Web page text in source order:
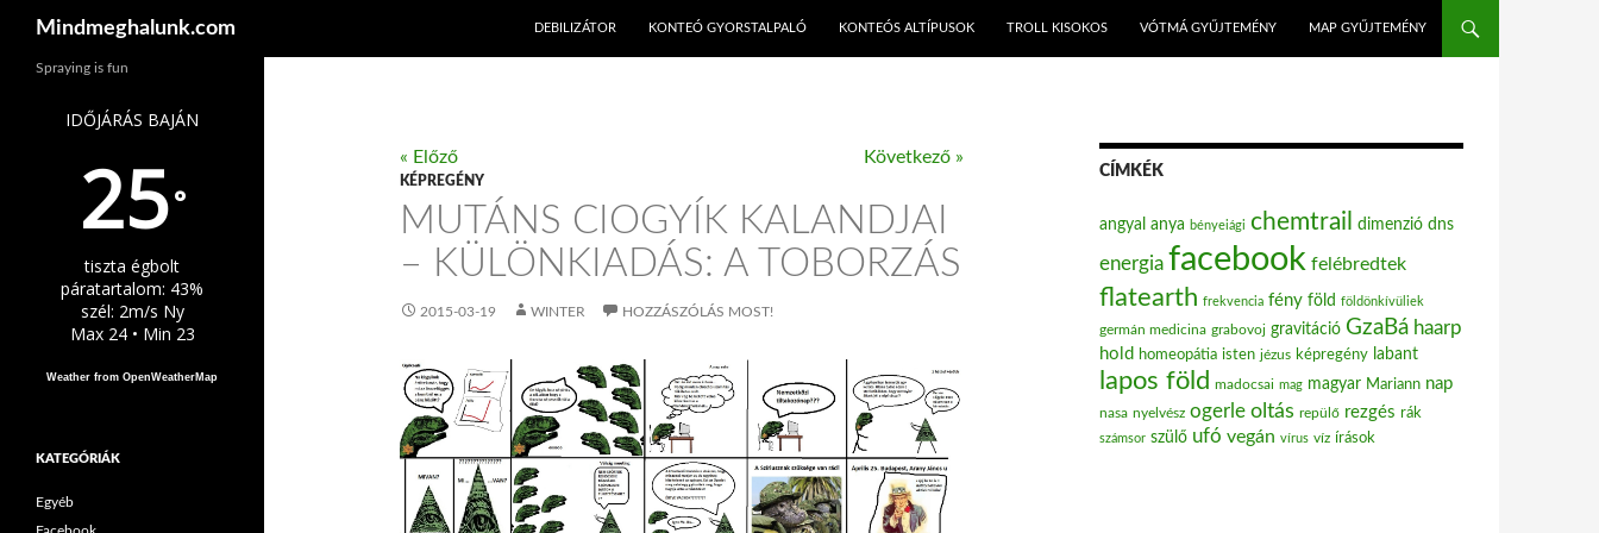
Mindmeghalunk.com
DEBILIZÁTOR
KONTEÓ GYORSTALPALÓ KONTEÓS ALTÍPUSOK TROLL KISOKOS VÓTMÁ GYŰJTEMÉNY MAP GYŰJTEMÉNY
« Előző Következő »
KÉPREGÉNY
MUTÁNS CIOGYÍK KALANDJAI
– KÜLÖNKIADÁS: A TOBORZÁS
2015-03-19 WINTER HOZZÁSZÓLÁS MOST!
CÍMKÉK
angyal anya bényeiági chemtrail dimenzió dns
energia facebook felébredtek
flatearth frekvencia fény föld földönkívüliek
germán medicina grabovoj gravitáció GzaBá haarp
hold homeopátia isten jézus képregény labant
lapos föld madocsai mag magyar Mariann nap
nasa nyelvész ogerle oltás repülő rezgés rák
számsor szülő ufó vegán vírus víz írások
Spraying is fun
IDŐJÁRÁS BAJÁN
25°
tiszta égbolt
páratartalom: 43%
szél: 2m/s Ny
Max 24 • Min 23
Weather from OpenWeatherMap
KATEGÓRIÁK
Egyéb